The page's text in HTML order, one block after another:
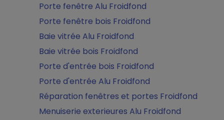
Porte fenêtre Alu Froidfond
Porte fenêtre bois Froidfond
Baie vitrée Alu Froidfond
Baie vitrée bois Froidfond
Porte d'entrée bois Froidfond
Porte d'entrée Alu Froidfond
Réparation fenêtres et portes Froidfond
Menuiserie exterieures Alu Froidfond